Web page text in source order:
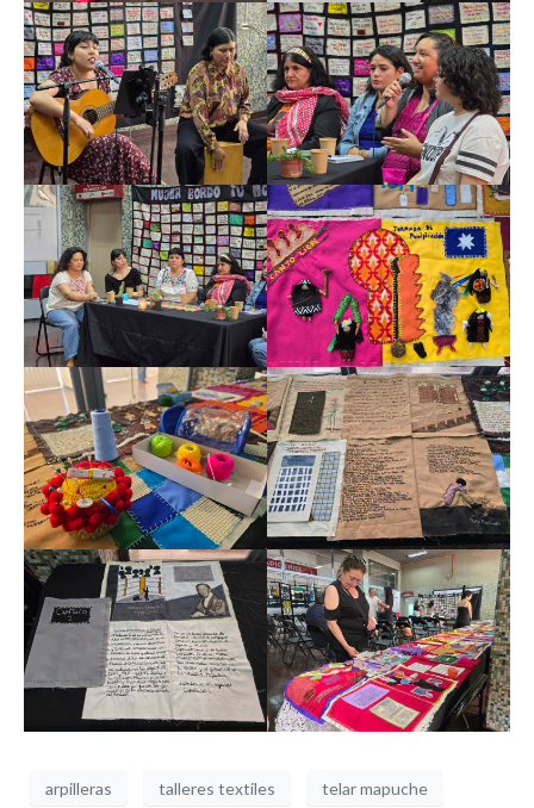
arpilleras talleres textiles telar mapuche